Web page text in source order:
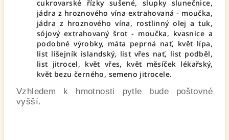
cukrovarské řízky sušené, slupky slunečnice,
jádra z hroznového vína extrahovaná - moučka,
jádra z hroznového vína, rostlinný olej a tuk,
sójový extrahovaný šrot - moučka, kvasnice a
podobné výrobky, máta peprná nať, květ lípa,
list lišejník islandský, list vřes nať, list podběl,
list jitrocel, květ vřes, květ měsíček lékařský,
květ bezu černého, semeno jitrocele.
Vzhledem k hmotnosti pytle bude poštovné
vyšší.